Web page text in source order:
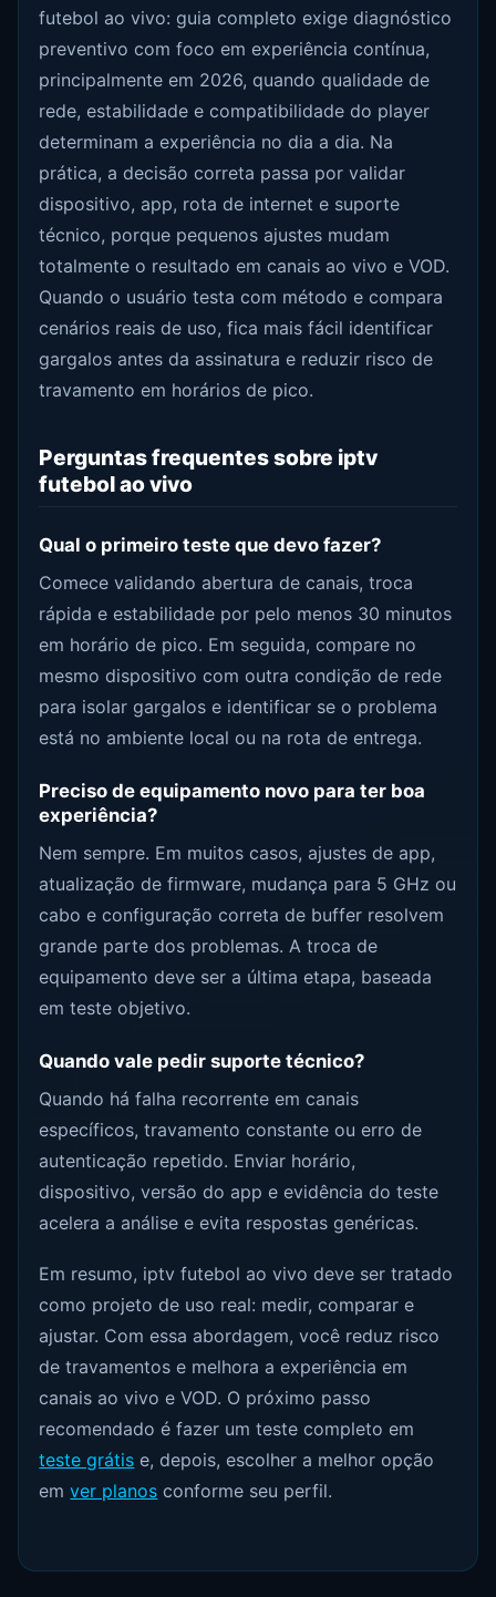
futebol ao vivo: guia completo exige diagnóstico
preventivo com foco em experiência contínua,
principalmente em 2026, quando qualidade de
rede, estabilidade e compatibilidade do player
determinam a experiência no dia a dia. Na
prática, a decisão correta passa por validar
dispositivo, app, rota de internet e suporte
técnico, porque pequenos ajustes mudam
totalmente o resultado em canais ao vivo e VOD.
Quando o usuário testa com método e compara
cenários reais de uso, fica mais fácil identificar
gargalos antes da assinatura e reduzir risco de
travamento em horários de pico.
Perguntas frequentes sobre iptv
futebol ao vivo
Qual o primeiro teste que devo fazer?
Comece validando abertura de canais, troca
rápida e estabilidade por pelo menos 30 minutos
em horário de pico. Em seguida, compare no
mesmo dispositivo com outra condição de rede
para isolar gargalos e identificar se o problema
está no ambiente local ou na rota de entrega.
Preciso de equipamento novo para ter boa
experiência?
Nem sempre. Em muitos casos, ajustes de app,
atualização de firmware, mudança para 5 GHz ou
cabo e configuração correta de buffer resolvem
grande parte dos problemas. A troca de
equipamento deve ser a última etapa, baseada
em teste objetivo.
Quando vale pedir suporte técnico?
Quando há falha recorrente em canais
específicos, travamento constante ou erro de
autenticação repetido. Enviar horário,
dispositivo, versão do app e evidência do teste
acelera a análise e evita respostas genéricas.
Em resumo, iptv futebol ao vivo deve ser tratado
como projeto de uso real: medir, comparar e
ajustar. Com essa abordagem, você reduz risco
de travamentos e melhora a experiência em
canais ao vivo e VOD. O próximo passo
recomendado é fazer um teste completo em
teste grátis e, depois, escolher a melhor opção
emver planos conforme seu perfil.